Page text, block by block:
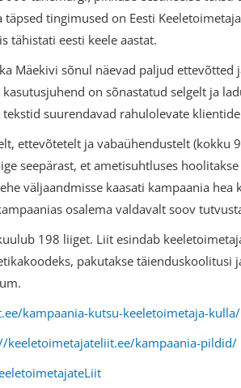
tingimused on Eesti
tähistati eesti keele aastat.
Mäekivi sõnul näevad paljud
on sõnastatud selgelt ja
suurendavad rahulolevate
ettevõtetelt ja vabaühendustelt (kokku
seepärast, et ametisuhtluses
väljaandmisse kaasati kampaania
osalema valdavalt soov
198 liiget. Liit esindab
pakutakse
kampaania-kutsu-keeletoimetaja-kulla/
keeletoimetajateliit.ee/kampaania-pildid/